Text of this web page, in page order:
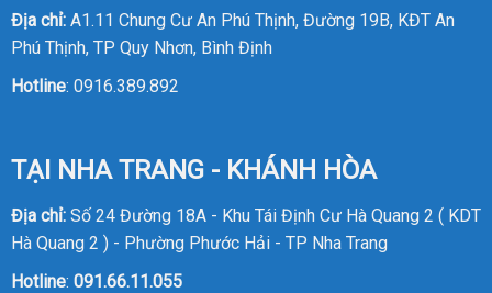
Địa chỉ:A1.11 Chung Cư An Phú Thịnh, Đường 19B, KĐT An
Phú Thịnh, TP Quy Nhơn, Bình Định
Hotline: 0916.389.892
TẠI NHA TRANG - KHÁNH HÒA
Địa chỉ: Số 24 Đường 18A - Khu Tái Định Cư Hà Quang 2 ( KDT
Hà Quang 2 ) - Phường Phước Hải - TP Nha Trang
Hotline: 091.66.11.055